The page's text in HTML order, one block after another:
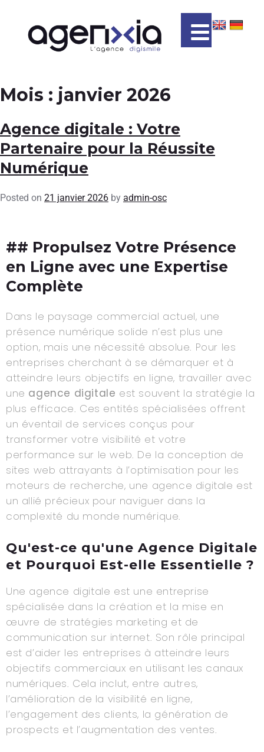
Mois : janvier 2026
Agence digitale : Votre
Partenaire pour la Réussite
Numérique
Posted on 21 janvier 2026 by admin-osc
## Propulsez Votre Présence
en Ligne avec une Expertise
Complète
Dans le paysage commercial actuel, une
présence numérique solide n’est plus une
option, mais une nécessité absolue. Pour les
entreprises cherchant à se démarquer et à
atteindre leurs objectifs en ligne, travailler avec
une agence digitale est souvent la stratégie la
plus efficace. Ces entités spécialisées offrent
un éventail de services conçus pour
transformer votre visibilité et votre
performance sur le web. De la conception de
sites web attrayants à l’optimisation pour les
moteurs de recherche, une agence digitale est
un allié précieux pour naviguer dans la
complexité du monde numérique.
Qu'est-ce qu'une Agence Digitale
et Pourquoi Est-elle Essentielle ?
Une agence digitale est une entreprise
spécialisée dans la création et la mise en
œuvre de stratégies marketing et de
communication sur internet. Son rôle principal
est d’aider les entreprises à atteindre leurs
objectifs commerciaux en utilisant les canaux
numériques. Cela inclut, entre autres,
l’amélioration de la visibilité en ligne,
l’engagement des clients, la génération de
prospects et l’augmentation des ventes.